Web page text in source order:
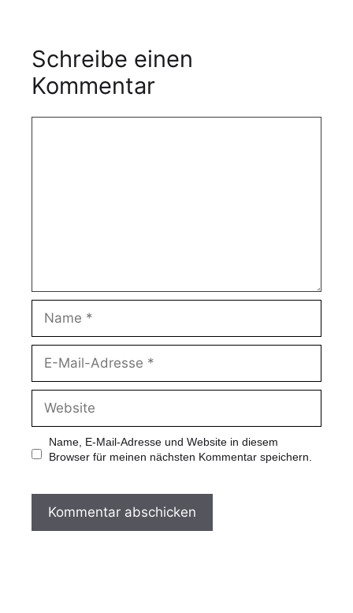
Schreibe einen
Kommentar
Name, E-Mail-Adresse und Website in diesem
Browser für meinen nächsten Kommentar speichern.